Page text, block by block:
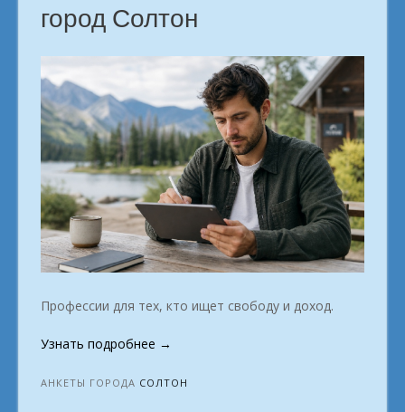
город Солтон
Профессии для тех, кто ищет свободу и доход.
Узнать подробнее «Готовы
жизнь?
→
АНКЕТЫ ГОРОДА СОЛТОН